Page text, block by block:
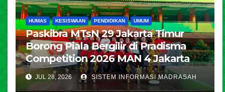
HUMAS KESISWAAN PENDIDIKAN UMUM
Paskibra MTsN 29 Jakarta Timur
Borong Piala Bergilir di Pradisma
Competition 2026 MAN 4 Jakarta
JUL 28, 2026 SISTEM INFORMASI MADRASAH